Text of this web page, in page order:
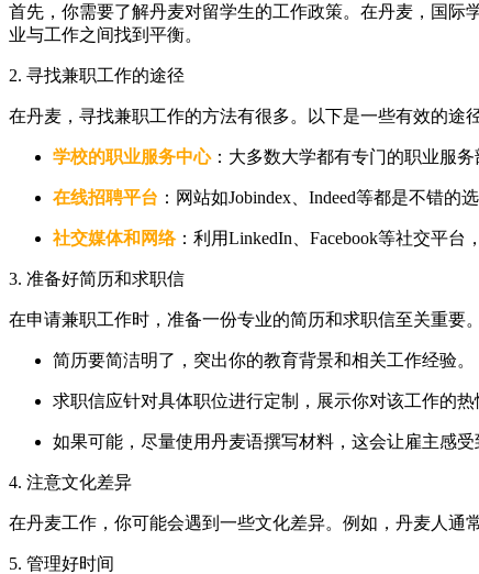
首先，你需要了解丹麦对留学生的工作政策。在丹麦，国际
业与工作之间找到平衡。
2. 寻找兼职工作的途径
在丹麦，寻找兼职工作的方法有很多。以下是一些有效的途
学校的职业服务中心：大多数大学都有专门的职业服
在线招聘平台 ：网站如Jobindex、Indeed等都是不错
社交媒体和网络：利用LinkedIn、Facebook等社交平
3. 准备好简历和求职信
在申请兼职工作时，准备一份专业的简历和求职信至关重要
简历要简洁明了，突出你的教育背景和相关工作经验。
求职信应针对具体职位进行定制，展示你对该工作的热
如果可能，尽量使用丹麦语撰写材料，这会让雇主感受
4. 注意文化差异
在丹麦工作，你可能会遇到一些文化差异。例如，丹麦人通
5. 管理好时间